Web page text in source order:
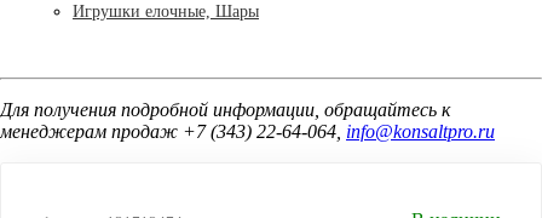
Игрушки елочные, Шары
Для получения подробной информации, обращайтесь к
менеджерам продаж +7 (343) 22-64-064, info@konsaltpro.ru